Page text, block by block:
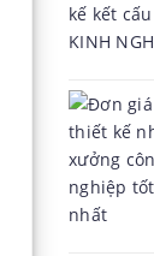
KINH